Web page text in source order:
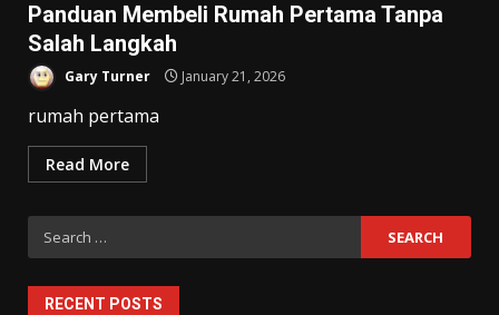
Panduan Membeli Rumah Pertama Tanpa
Salah Langkah
Gary Turner January 21, 2026
rumah pertama
Read More
Search
for:
RECENT POSTS